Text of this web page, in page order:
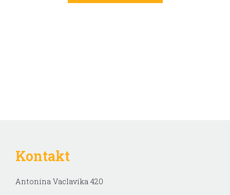
Kontakt
Antonína Vaclavíka 420